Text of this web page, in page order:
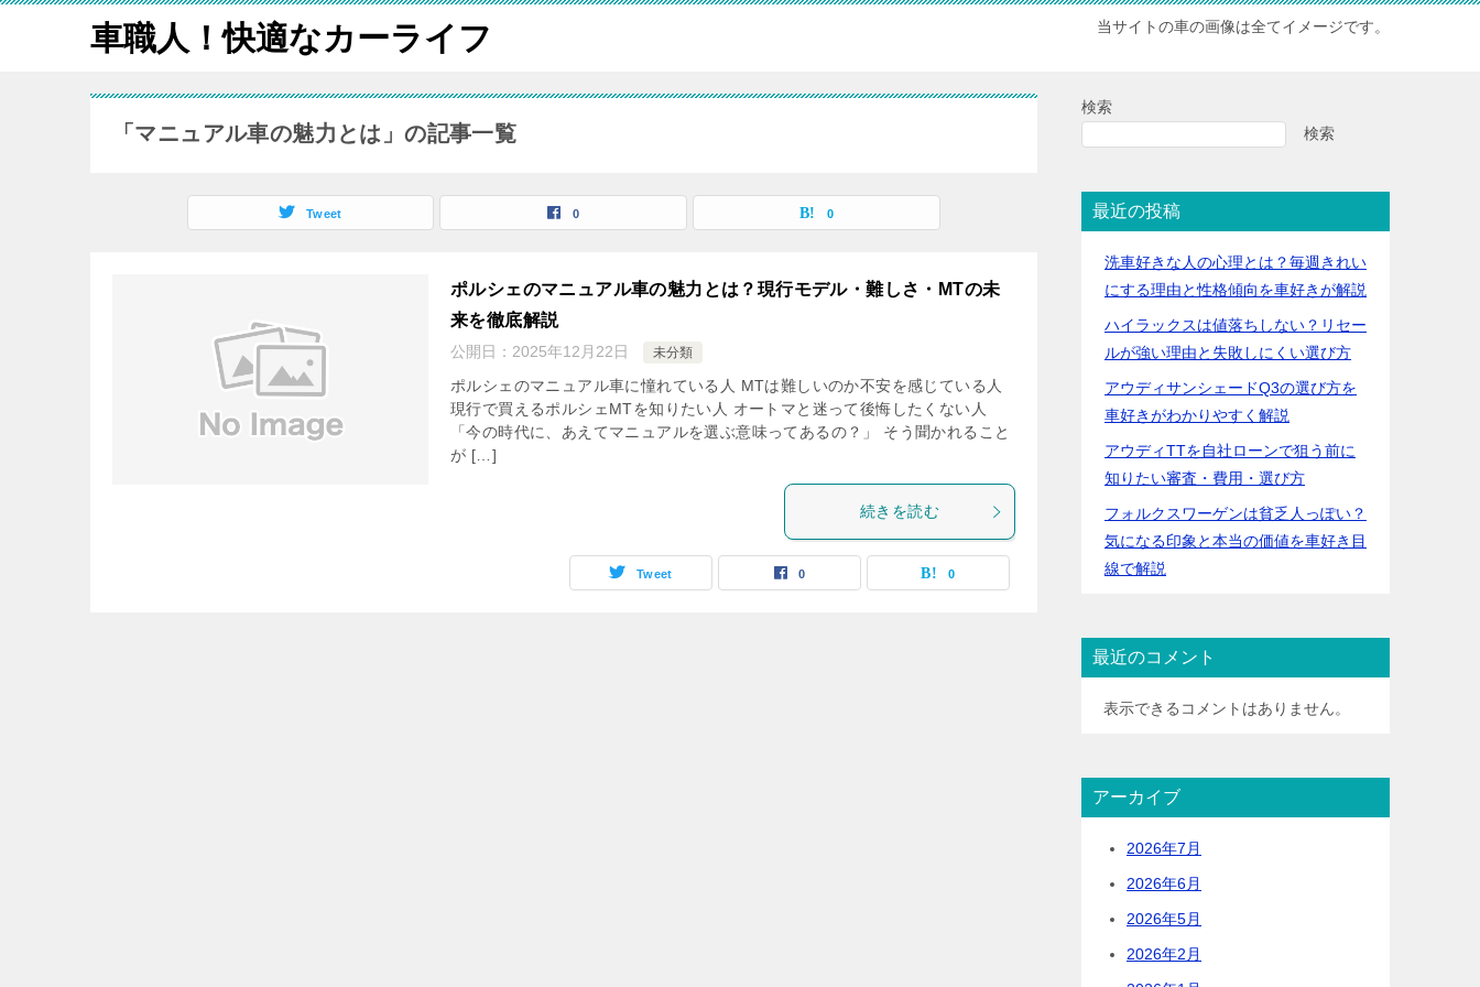
車職人！快適なカーライフ 当サイトの車の画像は全てイメージです。
「マニュアル車の魅力とは」の記事一覧
Tweet 0 0
ポルシェのマニュアル車の魅力とは？現行モデル・難しさ・MTの未
来を徹底解説
公開日： 2025年12月22日 未分類
ポルシェのマニュアル車に憧れている人 MTは難しいのか不安を感じている人
現行で買えるポルシェMTを知りたい人 オートマと迷って後悔したくない人
「今の時代に、あえてマニュアルを選ぶ意味ってあるの？」 そう聞かれること
が […]
続きを読む
Tweet 0 0
検索
検索
最近の投稿
洗車好きな人の心理とは？毎週きれい
にする理由と性格傾向を車好きが解説
ハイラックスは値落ちしない？リセー
ルが強い理由と失敗しにくい選び方
アウディサンシェードQ3の選び方を
車好きがわかりやすく解説
アウディTTを自社ローンで狙う前に
知りたい審査・費用・選び方
フォルクスワーゲンは貧乏人っぽい？
気になる印象と本当の価値を車好き目
線で解説
最近のコメント
表示できるコメントはありません。
アーカイブ
2026年7月
2026年6月
2026年5月
2026年2月